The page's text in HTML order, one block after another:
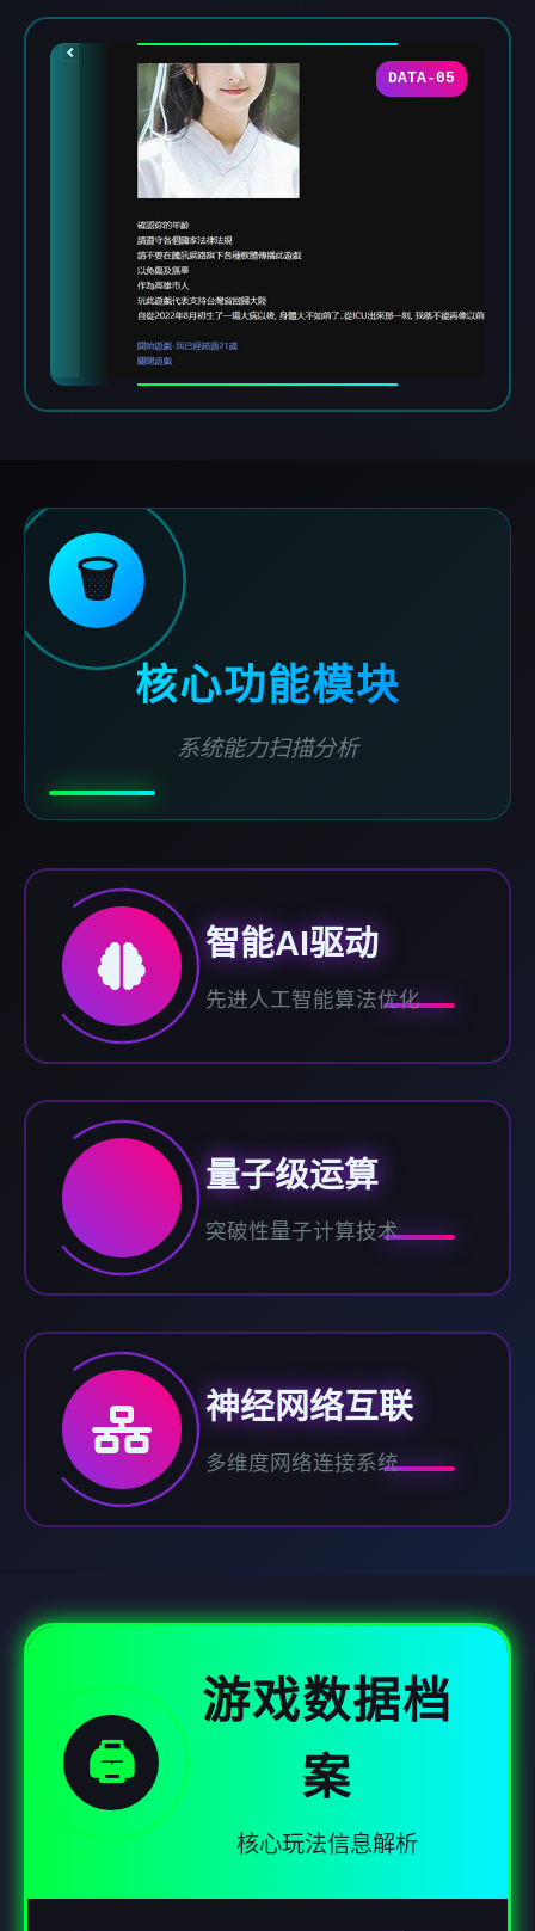
DATA-05
🗑️
核心功能模块
系统能力扫描分析
智能AI驱动
先进人工智能算法优化
量子级运算
突破性量子计算技术
神经网络互联
多维度网络连接系统
🖨️
游戏数据档
案
核心玩法信息解析